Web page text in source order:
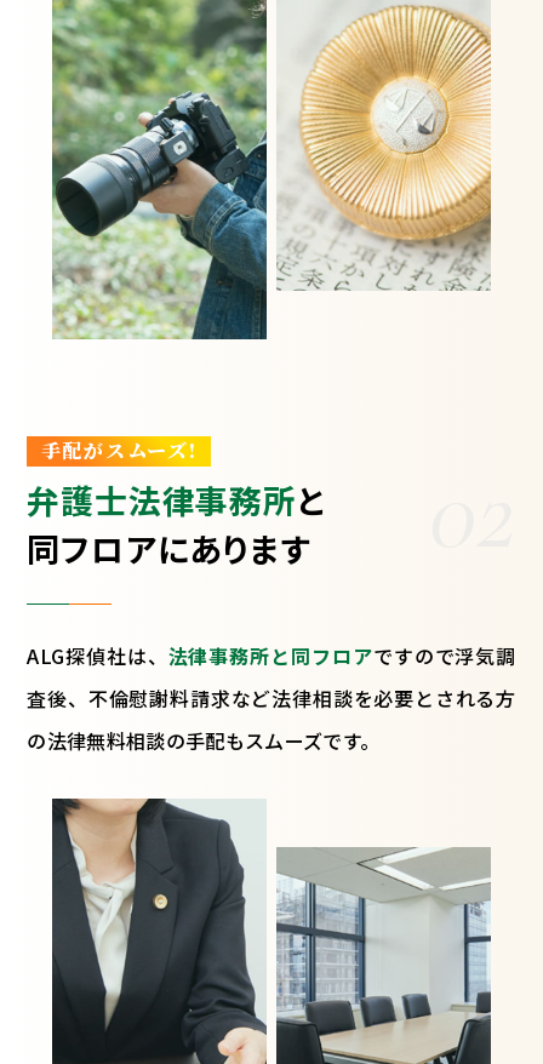
手配がスムーズ!
弁護士法律事務所と
同フロアにあります
ALG探偵社は、 法律事務所と同フロアですので浮気調
査後、不倫慰謝料請求など法律相談を必要とされる方
の法律無料相談の手配もスムーズです。